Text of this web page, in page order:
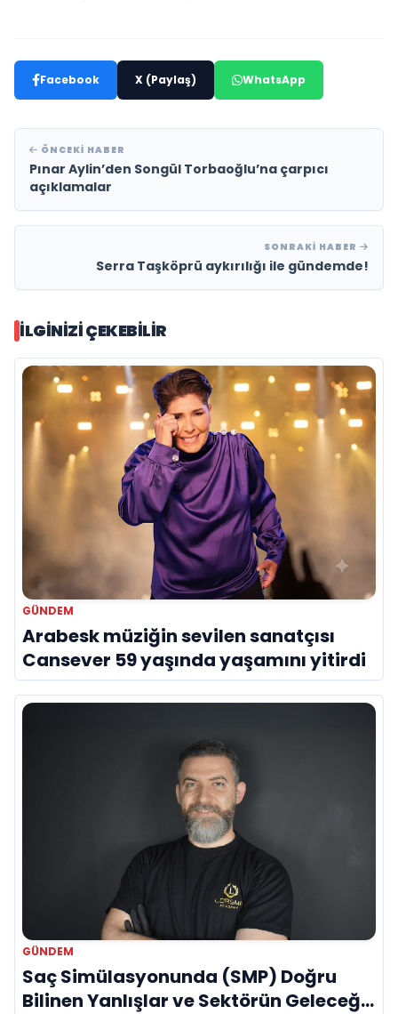
Facebook X (Paylaş) WhatsApp
ÖNCEKI HABER
Pınar Aylin’den Songül Torbaoğlu’na çarpıcı
açıklamalar
SONRAKI HABER
Serra Taşköprü aykırılığı ile gündemde!
İLGINIZI ÇEKEBILIR
GÜNDEM
Arabesk müziğin sevilen sanatçısı
Cansever 59 yaşında yaşamını yitirdi
GÜNDEM
Saç Simülasyonunda (SMP) Doğru
Bilinen Yanlışlar ve Sektörün Geleceği: